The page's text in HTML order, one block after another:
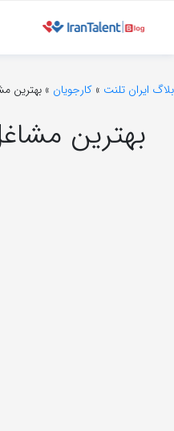
بلاگ ایران تلنت » کارجویان » بهترین مشاغل
بهترین مشاغل برای